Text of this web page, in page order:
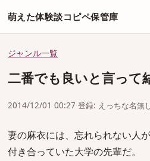
萌えた体験談コピペ保管庫
ジャンル一覧
二番でも良いと言って
2014/12/01 00:27 登録: えっちな名無
妻の麻衣には、忘れられない人
付き合っていた大学の先輩だ。